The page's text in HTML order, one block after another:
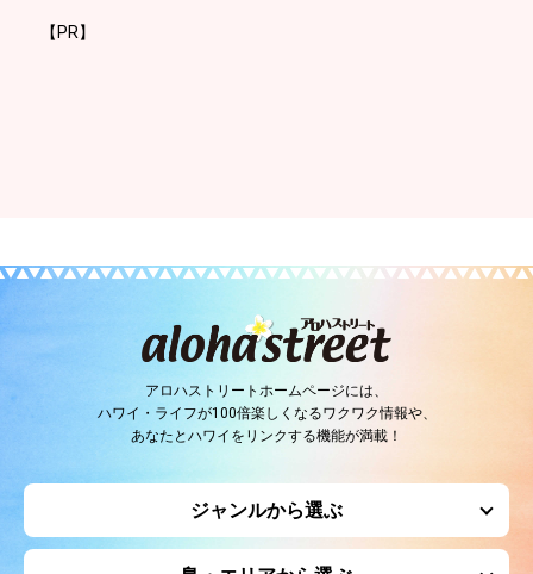
【PR】
アロハストリートホームページには、
ハワイ・ライフが100倍楽しくなるワクワク情報や、
あなたとハワイをリンクする機能が満載！
ジャンルから選ぶ